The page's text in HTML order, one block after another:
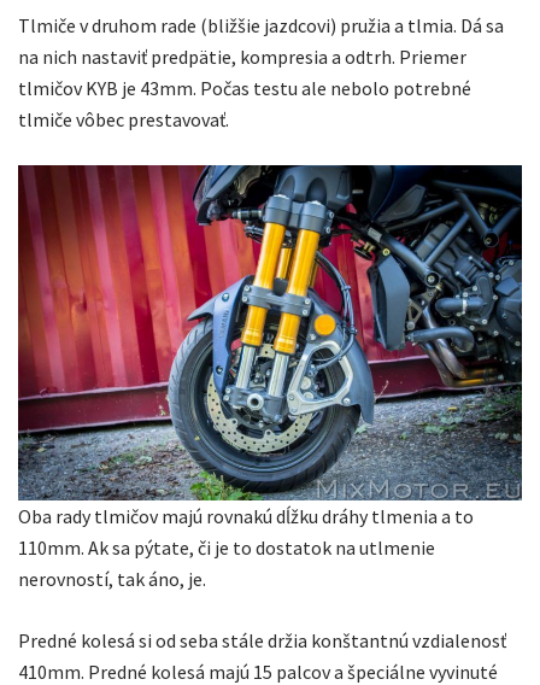
Tlmiče v druhom rade (bližšie jazdcovi) pružia a tlmia. Dá sa
na nich nastaviť predpätie, kompresia a odtrh. Priemer
tlmičov KYB je 43mm. Počas testu ale nebolo potrebné
tlmiče vôbec prestavovať.
Oba rady tlmičov majú rovnakú dĺžku dráhy tlmenia a to
110mm. Ak sa pýtate, či je to dostatok na utlmenie
nerovností, tak áno, je.
Predné kolesá si od seba stále držia konštantnú vzdialenosť
410mm. Predné kolesá majú 15 palcov a špeciálne vyvinuté